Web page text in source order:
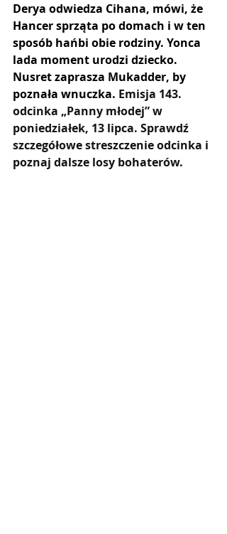
Derya odwiedza Cihana, mówi, że
Hancer sprząta po domach i w ten
sposób hańbi obie rodziny. Yonca
lada moment urodzi dziecko.
Nusret zaprasza Mukadder, by
poznała wnuczka. Emisja 143.
odcinka „Panny młodej” w
poniedziałek, 13 lipca. Sprawdź
szczegółowe streszczenie odcinka i
poznaj dalsze losy bohaterów.